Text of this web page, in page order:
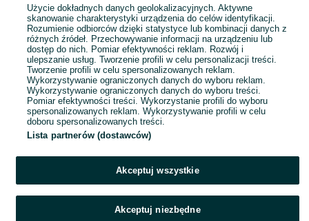
Tczew
27 lipca 2026
1 2 3
Użycie dokładnych danych geolokalizacyjnych. Aktywne
skanowanie charakterystyki urządzenia do celów identyfikacji.
Rozumienie odbiorców dzięki statystyce lub kombinacji danych z
różnych źródeł. Przechowywanie informacji na urządzeniu lub
dostęp do nich. Pomiar efektywności reklam. Rozwój i
ulepszanie usług. Tworzenie profili w celu personalizacji treści.
Tworzenie profili w celu spersonalizowanych reklam.
Wykorzystywanie ograniczonych danych do wyboru reklam.
Wykorzystywanie ograniczonych danych do wyboru treści.
Pomiar efektywności treści. Wykorzystanie profili do wyboru
spersonalizowanych reklam. Wykorzystywanie profili w celu
doboru spersonalizowanych treści.
Lista partnerów (dostawców)
Akceptuj wszystkie
Akceptuj niezbędne